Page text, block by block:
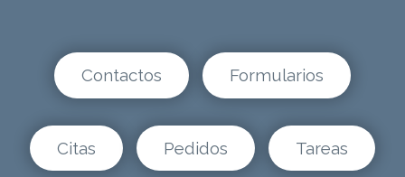
Contactos Formularios
Citas Pedidos Tareas